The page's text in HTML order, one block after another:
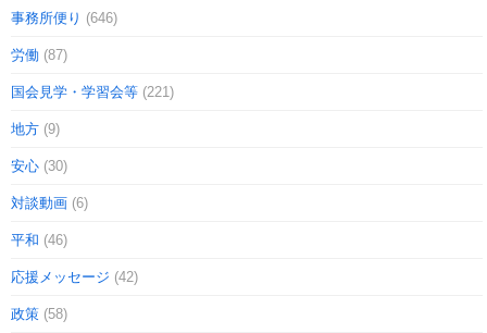
事務所便り (646)
労働 (87)
国会見学・学習会等 (221)
地方 (9)
安心 (30)
対談動画 (6)
平和 (46)
応援メッセージ (42)
政策 (58)